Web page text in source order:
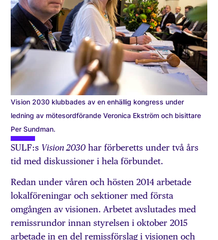
Vision 2030 klubbades av en enhällig kongress under
ledning av mötesordförande Veronica Ekström och bisittare
Per Sundman.
SULF:s Vision 2030 har förberetts under två års
tid med diskussioner i hela förbundet.
Redan under våren och hösten 2014 arbetade
lokalföreningar och sektioner med första
omgången av visionen. Arbetet avslutades med
remissrundor innan styrelsen i oktober 2015
arbetade in en del remissförslag i visionen och